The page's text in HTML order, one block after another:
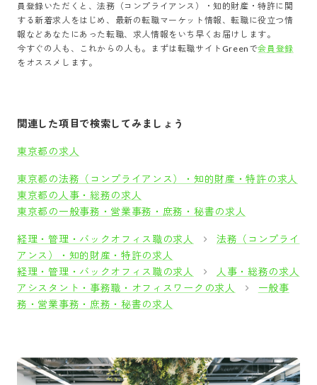
員登録いただくと、法務（コンプライアンス）・知的財産・特許に関
する新着求人をはじめ、最新の転職マーケット情報、転職に役立つ情
報などあなたにあった転職、求人情報をいち早くお届けします。
今すぐの人も、これからの人も。まずは転職サイトGreenで会員登録
をオススメします。
関連した項目で検索してみましょう
東京都の求人
東京都の法務（コンプライアンス）・知的財産・特許の求人
東京都の人事・総務の求人
東京都の一般事務・営業事務・庶務・秘書の求人
経理・管理・バックオフィス職の求人
法務（コンプライ
アンス）・知的財産・特許の求人
経理・管理・バックオフィス職の求人
人事・総務の求人
アシスタント・事務職・オフィスワークの求人
一般事
務・営業事務・庶務・秘書の求人